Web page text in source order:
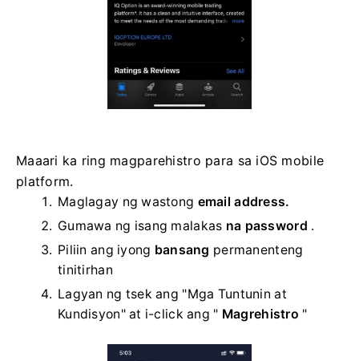
Maaari ka ring magparehistro para sa iOS mobile
platform.
Maglagay ng wastong email address.
Gumawa ng isang malakas na password .
Piliin ang iyong bansang permanenteng
tinitirhan
Lagyan ng tsek ang "Mga Tuntunin at
Kundisyon" at i-click ang " Magrehistro "